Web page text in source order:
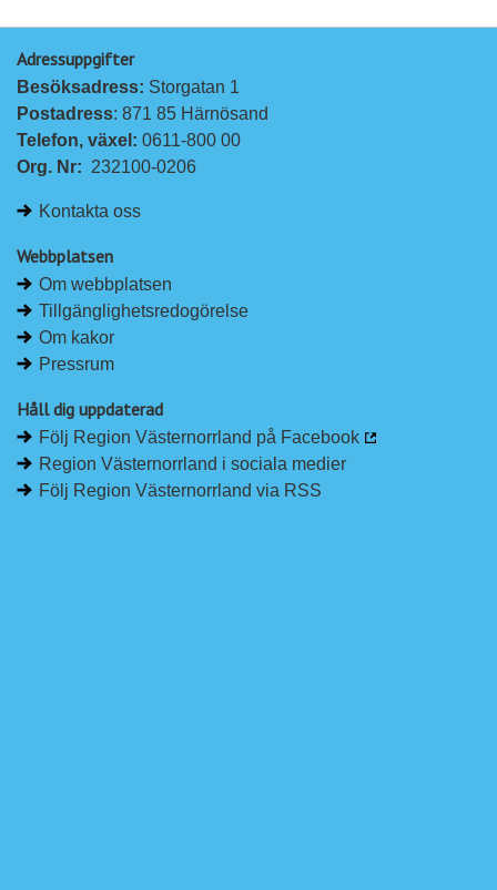
Adressuppgifter
Besöksadress: Storgatan 1
Postadress: 871 85 Härnösand
Telefon, växel: 0611-800 00
Org. Nr: 232100-0206
Kontakta oss
Webbplatsen
Om webbplatsen
Tillgänglighetsredogörelse
Om kakor
Pressrum
Håll dig uppdaterad
Följ Region Västernorrland på Facebook
Region Västernorrland i sociala medier
Följ Region Västernorrland via RSS